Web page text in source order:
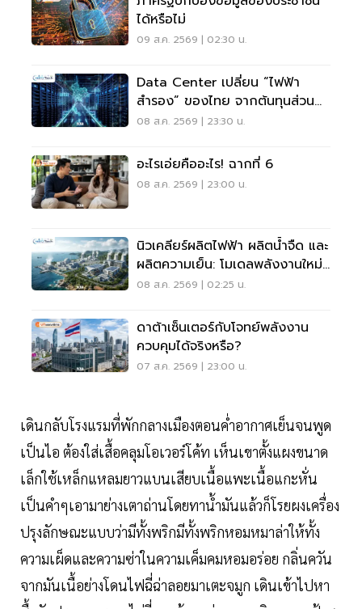
ได้หรือไม่
09 ส.ค. 2569 | 02:30 น.
Data Center เปลี่ยน “ไฟฟ้า
สำรอง” ของไทย จากต้นทุนส่วน
เกินสู่โอกาสเศรษฐกิจใหม่
08 ส.ค. 2569 | 23:30 น.
อะไรเอ่ยคืออะไร! ฉากที่ 6
08 ส.ค. 2569 | 23:00 น.
นิวเคลียร์ผลิตไฟฟ้า ผลิตน้ำจืด และ
ผลิตความเย็น: โมเดลพลังงานใหม่
สำหรับ AI Data Center แห่ง
08 ส.ค. 2569 | 02:25 น.
ดาต้าเซ็นเตอร์กับโจทย์พลังงาน
ควบคุมได้จริงหรือ?
07 ส.ค. 2569 | 23:00 น.
เดินกลับโรงแรมที่พักกลางเมืองตอนค่ำอากาศเย็นจนพูด
เป็นไอ ต้องใส่เสื้อคลุมโอเวอร์โค้ท เห็นเขาตั้งแผงขนาด
เล็กใช้เหล็กแหลมยาวแบนเสียบเนื้อแพะเนื้อแกะหั่น
เป็นคำๆเอามาย่างเตาถ่านโดยทาน้ำมันแล้วก็โรยผงเครื่อง
ปรุงลักษณะแบบว่ามีทั้งพริกมีทั้งพริกหอมหมาล่าให้ทั้ง
ความเผ็ดและความซ่าในความเค็มคมหอมอร่อย กลิ่นควัน
จากมันเนื้อย่างโดนไฟฉี่ฉ่าลอยมาเตะจมูก เดินเข้าไปหา